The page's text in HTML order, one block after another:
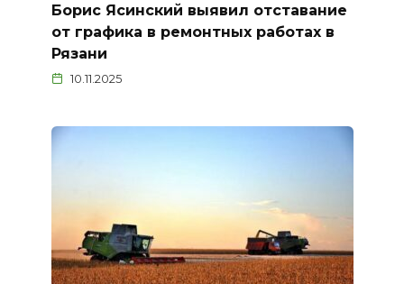
Борис Ясинский выявил отставание
от графика в ремонтных работах в
Рязани
10.11.2025